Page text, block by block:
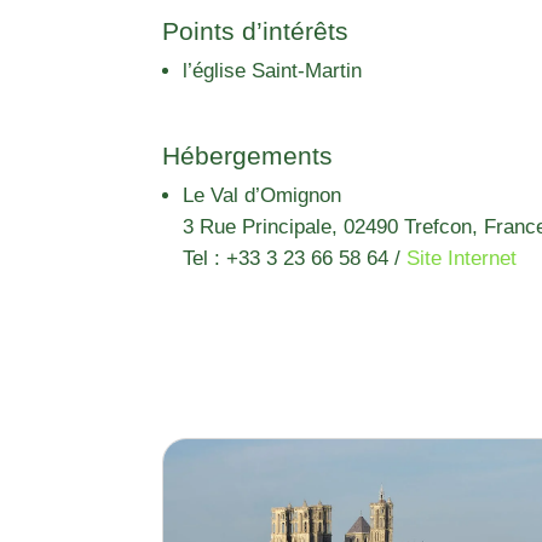
Points d’intérêts
l’église Saint-Martin
Hébergements
Le Val d’Omignon
3 Rue Principale, 02490 Trefcon,
Tel : +33 3 23 66 58 64 / Site Internet